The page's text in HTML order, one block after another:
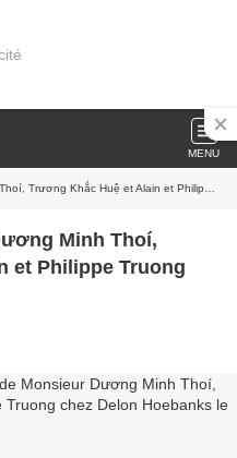
MENU
et Alain et Philippe Truong chez Delon Hoebanks le
Minh Thoí,
et Philippe Truong